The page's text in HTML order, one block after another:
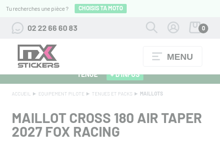
Tu recherches une pièce ? CHOISIS TA MOTO
02 22 66 60 83 0
MENU
ALPINESTARS 27 : FLOCAGE OFFERT POUR L'ACHAT D'UNE
TENUE
+ D'INFOS
ACCUEIL EQUIPEMENT PILOTE TENUES ET PACKS MAILLOTS
MAILLOT CROSS 180 AIR TAPER
2027 FOX RACING